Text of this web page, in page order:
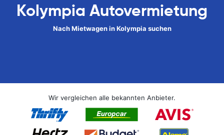
Kolympia Autovermietung
Nach Mietwagen in Kolympia suchen
Wir vergleichen alle bekannten Anbieter.